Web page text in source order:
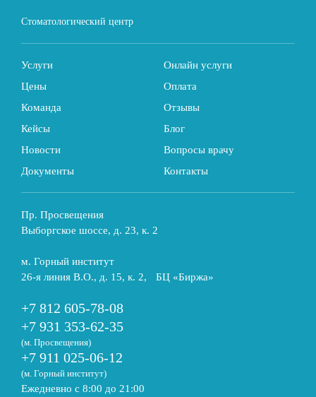
Стоматологический центр
Услуги
Онлайн услуги
Цены
Оплата
Команда
Отзывы
Кейсы
Блог
Новости
Вопросы врачу
Документы
Контакты
Пр. Просвещения
Выборгское шоссе, д. 23, к. 2
м. Горный институт
26-я линия В.О., д. 15, к. 2, БЦ «Биржа»
+7 812 605-78-08
+7 931 353-62-35
(м. Просвещения)
+7 911 025-06-12
(м. Горный институт)
Ежедневно с 8:00 до 21:00